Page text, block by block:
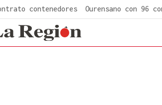
contenedores Ourensano con 96